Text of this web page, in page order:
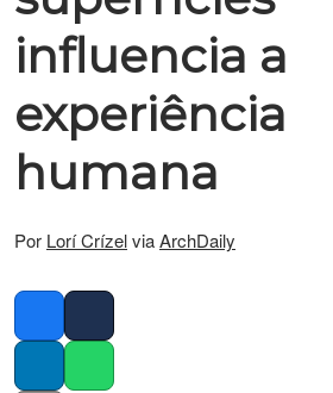
influencia a
experiência
humana
Por Lorí CrízelviaArchDaily
Facebook
Twitter
LinkedInWhatsapp